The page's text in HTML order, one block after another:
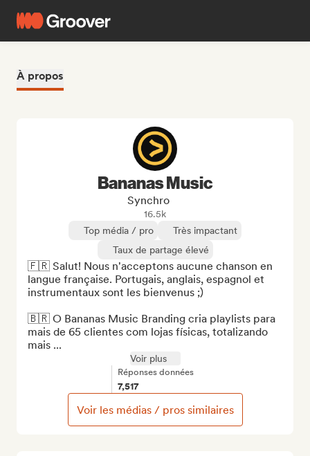
À propos
Bananas Music
Synchro
16.5k
Top média / pro
Très impactant
Taux de partage élevé
🇫🇷 Salut! Nous n'acceptons aucune chanson en
langue française. Portugais, anglais, espagnol et
instrumentaux sont les bienvenus ;)
🇧🇷 O Bananas Music Branding cria playlists para
mais de 65 clientes com lojas físicas, totalizando
mais ...
Voir plus
Réponses données
7,517
Voir les médias / pros similaires